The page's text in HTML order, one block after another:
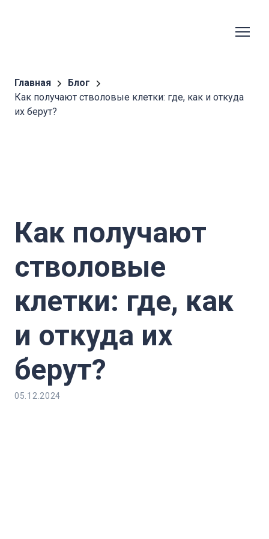
Главная
Блог
Как получают стволовые клетки: где, как и откуда
их берут?
Как получают
стволовые
клетки: где, как
и откуда их
берут?
05.12.2024